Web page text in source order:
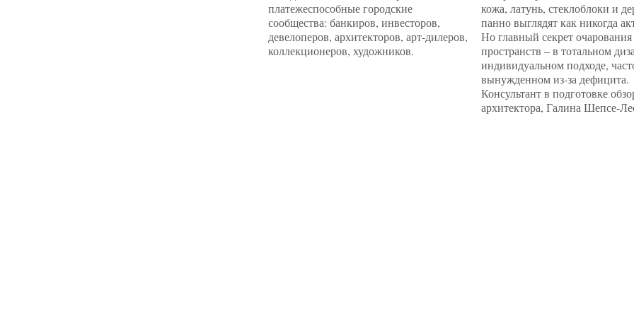
платежеспособные городские
сообщества: банкиров, инвесторов,
девелоперов, архитекторов, арт-дилеров,
коллекционеров, художников.
кожа, латунь, стеклоблоки и
панно выглядят как никогда
Но главный секрет
пространств – в тотальном
индивидуальном подходе,
вынужденном из-за дефицита.
Консультант в подготовке
архитектора, Галина Шепсе-